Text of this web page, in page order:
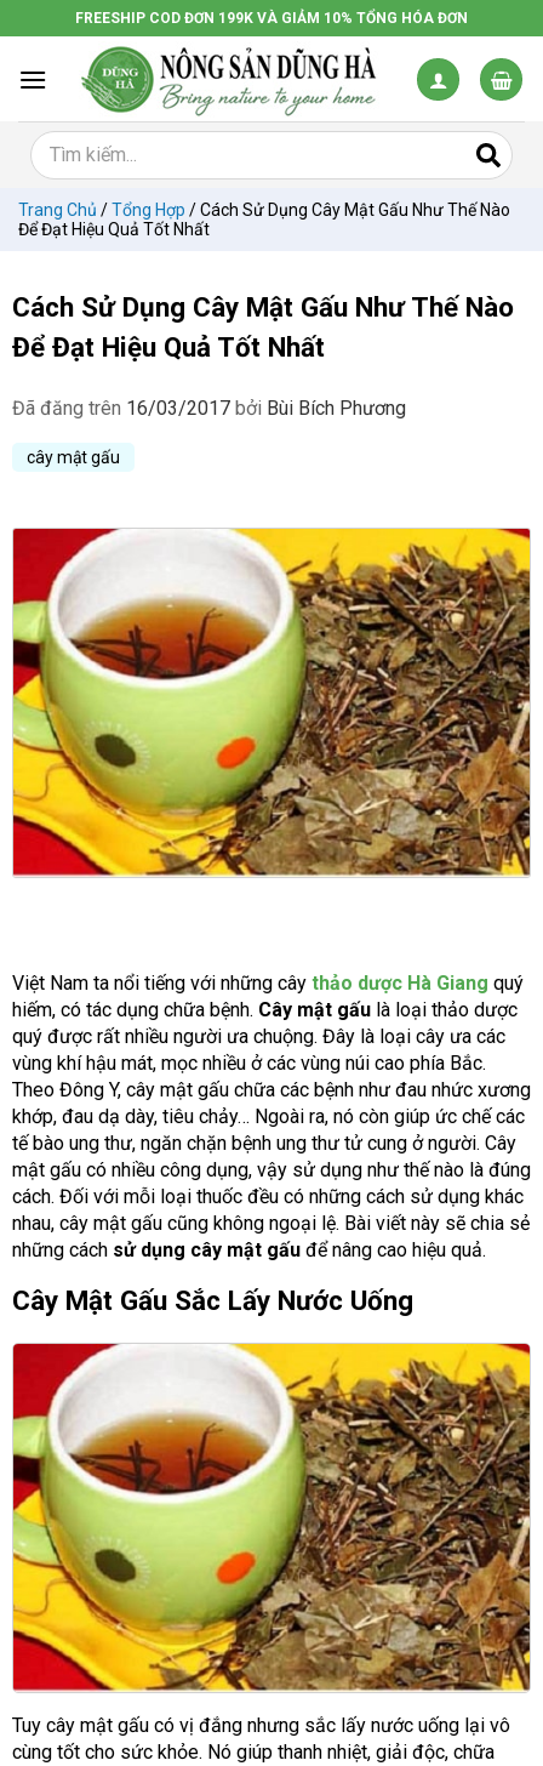
đến
dung
FREESHIP COD ĐƠN 199K VÀ GIẢM 10% TỔNG HÓA ĐƠN
Trang Chủ /Tổng Hợp /Cách Sử Dụng Cây Mật Gấu Như Thế Nào
Để Đạt Hiệu Quả Tốt Nhất
Cách Sử Dụng Cây Mật Gấu Như Thế Nào
Để Đạt Hiệu Quả Tốt Nhất
Đã đăng trên 16/03/2017 bởi Bùi Bích Phương
cây mật gấu
Việt Nam ta nổi tiếng với những cây thảo dược Hà Giang quý
hiếm, có tác dụng chữa bệnh. Cây mật gấu là loại thảo dược
quý được rất nhiều người ưa chuộng. Đây là loại cây ưa các
vùng khí hậu mát, mọc nhiều ở các vùng núi cao phía Bắc.
Theo Đông Y, cây mật gấu chữa các bệnh như đau nhức xương
khớp, đau dạ dày, tiêu chảy… Ngoài ra, nó còn giúp ức chế các
tế bào ung thư, ngăn chặn bệnh ung thư tử cung ở người. Cây
mật gấu có nhiều công dụng, vậy sử dụng như thế nào là đúng
cách. Đối với mỗi loại thuốc đều có những cách sử dụng khác
nhau, cây mật gấu cũng không ngoại lệ. Bài viết này sẽ chia sẻ
những cách sử dụng cây mật gấu để nâng cao hiệu quả.
Cây Mật Gấu Sắc Lấy Nước Uống
Tuy cây mật gấu có vị đắng nhưng sắc lấy nước uống lại vô
cùng tốt cho sức khỏe. Nó giúp thanh nhiệt, giải độc, chữa